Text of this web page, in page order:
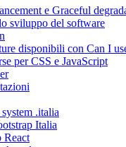
e Graceful
sviluppo del software
disponibili con Can I
per CSS e JavaScript
.italia
Italia
React